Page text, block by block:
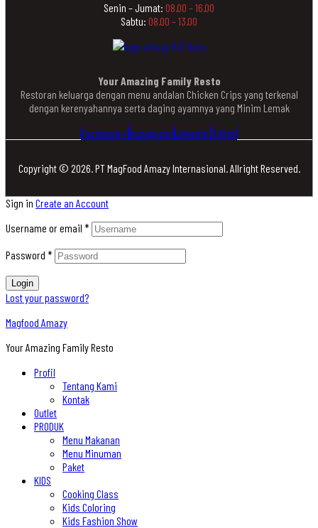
Senin – Jumat: 08.00 – 16.00
Sabtu: 08.00 – 13.00
Your Amazing Family Resto
Restoran keluarga dengan menu andalan Chicken Crips yang terkenal
dengan kerenyahannya serta daging ayamnya yang Minim Lemak
Facebook-f Instagram Linkedin Tiktok
Copyright © 2026. PT MagFood Amazy Internasional. Allright Reserved.
Sign in Create an Account
Username or email *
Password *
Login
Lost your password?
Magfood Amazy
Your Amazing Family Resto
Profil
Tentang Kami
Kontak
Outlet
PRODUK
Menu Makanan
Menu Minuman
Paket
KIDS
Cooking Class
Kids Coloring
Kids Fashion Show